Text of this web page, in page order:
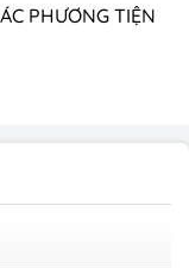
PHƯƠNG TIỆN